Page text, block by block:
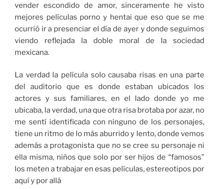
vender escondido de amor, sinceramente he visto
mejores películas porno y hentai que eso que se me
ocurrió ir a presenciar el día de ayer y donde seguimos
viendo reflejada la doble moral de la sociedad
mexicana.
La verdad la película solo causaba risas en una parte
del auditorio que es donde estaban ubicados los
actores y sus familiares, en el lado donde yo me
ubicaba, la verdad, una que otra risa brotaba por azar, no
me sentí identificada con ninguno de los personajes,
tiene un ritmo de lo más aburrido y lento, donde vemos
además a protagonista que no se cree su personaje ni
ella misma, niños que solo por ser hijos de “famosos”
los meten a trabajar en esas películas, estereotipos por
aquí y por allá